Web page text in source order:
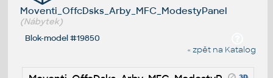
Moventi_OffcDsks_Arby_MFC_ModestyPanel
(Nábytek)
Blok-model #19850
« zpět na Katalog